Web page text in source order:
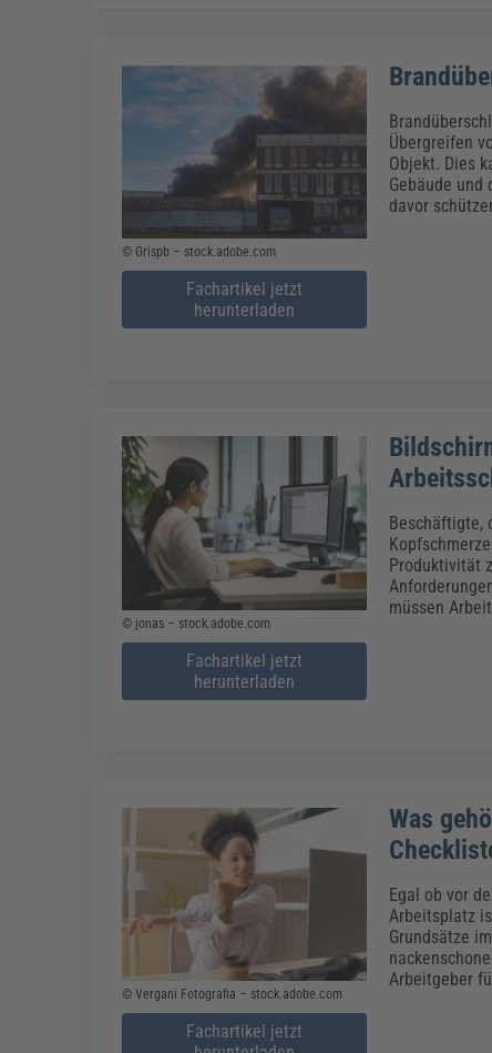
© Grispb – stock.adobe.com
Fachartikel jetzt
herunterladen
Übergreifen
Objekt. Dies
Gebäude
davor
© jonas – stock.adobe.com
Fachartikel jetzt
herunterladen
Beschäftigte,
Produktivität
müssen
© Vergani Fotografia – stock.adobe.com
Fachartikel jetzt
Was
Egal ob vor
Arbeitsplatz
Grundsätze
Arbeitgeber